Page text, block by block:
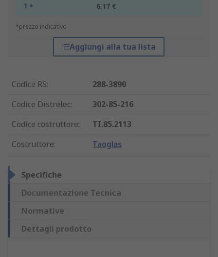
1 + 6,17 €
*prezzo indicativo
Aggiungi alla tua lista
Codice RS:
288-3890
Codice Distrelec:
302-85-216
Codice costruttore:
TI.85.2113
Costruttore: Taoglas
Specifiche
Documentazione Tecnica
Normative
Dettagli prodotto